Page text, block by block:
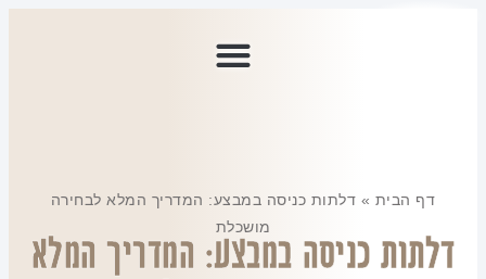
דף הבית » דלתות כניסה במבצע: המדריך המלא לבחירה
מושכלת
דלתות כניסה במבצע: המדריך המלא